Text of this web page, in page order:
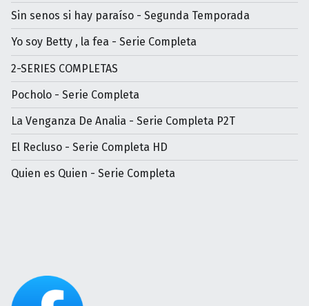
Sin senos si hay paraíso - Segunda Temporada
Yo soy Betty , la fea - Serie Completa
2-SERIES COMPLETAS
Pocholo - Serie Completa
La Venganza De Analia - Serie Completa P2T
El Recluso - Serie Completa HD
Quien es Quien - Serie Completa